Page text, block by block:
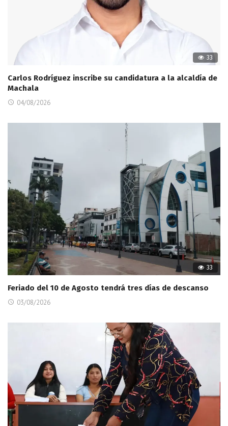
33
Carlos Rodríguez inscribe su candidatura a la alcaldía de
Machala
04/08/2026
33
Feriado del 10 de Agosto tendrá tres días de descanso
03/08/2026